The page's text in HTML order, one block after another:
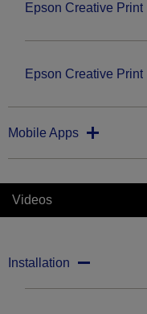
Epson Creative Print
Epson Creative Print
Mobile Apps
Videos
Installation